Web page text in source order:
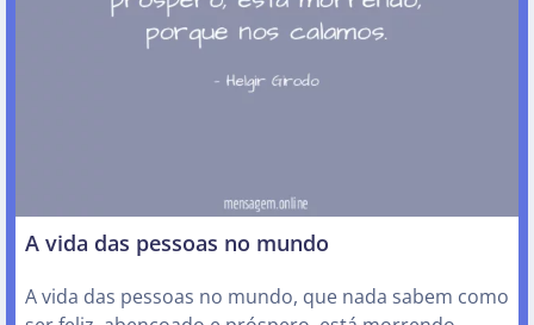
A vida das pessoas no mundo
A vida das pessoas no mundo, que nada sabem como